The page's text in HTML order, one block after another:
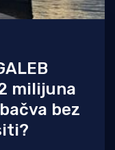
milijuna
bez